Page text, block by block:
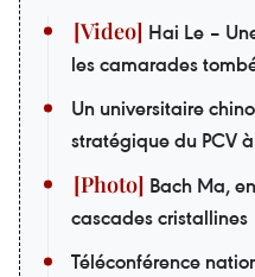
Hai Le –
les camarades
Un universitaire
stratégique du PCV
Bach Ma,
cascades cristallines
Téléconférence